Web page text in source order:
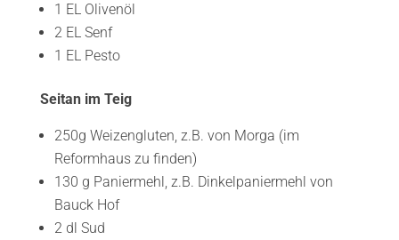
1 EL Olivenöl
2 EL Senf
1 EL Pesto
Seitan im Teig
250g Weizengluten, z.B. von Morga (im
Reformhaus zu finden)
130 g Paniermehl, z.B. Dinkelpaniermehl von
Bauck Hof
2 dl Sud